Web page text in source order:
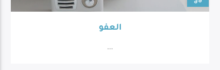
العفو
...